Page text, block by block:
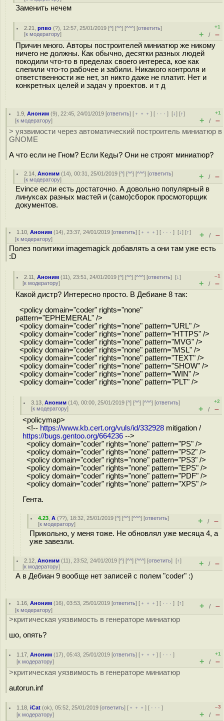
Заменить нечем
2.21 ,рпво (?), 12:57, 25/01/2019 [^] [^^] [^^^] [ответить]
[к модератору]
+1
+ / –
Причин много. Авторы построителей миниатюр же никому
ничего не должны. Как обычно, десятки разных людей
покодили что-то в пределах своего интереса, кое как
слепили что-то рабочее и забили. Никакого контроля и
ответственности же нет, зп никто даже не платит. Нет и
конкретных целей и задач у проектов. и т д
1.9 ,Аноним (9), 22:45, 24/01/2019 [ответить] [ ﹢﹢﹢] [ · · ·][↓] [↑]
[к модератору]
+1
+ / –
> уязвимости через автоматический построитель миниатюр в
GNOME
А что если не Гном? Если Кеды? Они не строят миниатюр?
2.14 ,Аноним (14), 00:31, 25/01/2019 [^] [^^] [^^^] [ответить]
[к модератору] + / –
Evince если есть достаточно. А довольно популярный в
линуксах разных мастей и (само)сборок просмоторщик
документов.
1.10 ,Аноним (14), 23:37, 24/01/2019 [ответить] [ ﹢﹢﹢] [ · · ·][↓] [↑]
[к модератору] + / –
Полез политики imagemagick добавлять а они там уже есть
:D
2.11 ,Аноним (11), 23:51, 24/01/2019 [^] [^^] [^^^] [ответить][↓]
[к модератору]
–1
+ / –
Какой дистр? Интересно просто. В Дебиане 8 так:
<policy domain="coder" rights="none"
pattern="EPHEMERAL" />
<policy domain="coder" rights="none" pattern="URL" />
<policy domain="coder" rights="none" pattern="HTTPS" />
<policy domain="coder" rights="none" pattern="MVG" />
<policy domain="coder" rights="none" pattern="MSL" />
<policy domain="coder" rights="none" pattern="TEXT" />
<policy domain="coder" rights="none" pattern="SHOW" />
<policy domain="coder" rights="none" pattern="WIN" />
<policy domain="coder" rights="none" pattern="PLT" />
3.13 ,Аноним (14), 00:00, 25/01/2019 [^] [^^] [^^^] [ответить]
[к модератору]
+2
+ / –
<policymap>
<!-- https://www.kb.cert.org/vuls/id/332928 mitigation /
https://bugs.gentoo.org/664236 -->
<policy domain="coder" rights="none" pattern="PS" />
<policy domain="coder" rights="none" pattern="PS2" />
<policy domain="coder" rights="none" pattern="PS3" />
<policy domain="coder" rights="none" pattern="EPS" />
<policy domain="coder" rights="none" pattern="PDF" />
<policy domain="coder" rights="none" pattern="XPS" />
Гента.
4.23 ,А (??), 18:32, 25/01/2019 [^] [^^] [^^^] [ответить]
[к модератору] + / –
Прикольно, у меня тоже. Не обновлял уже месяца 4, а
уже завезли.
2.12 ,Аноним (11), 23:52, 24/01/2019 [^] [^^] [^^^] [ответить][↑]
[к модератору] + / –
А в Дебиан 9 вообще нет записей с полем "coder" :)
1.16 ,Аноним (16), 03:53, 25/01/2019 [ответить] [ ﹢﹢﹢] [ · · ·][↑]
[к модератору] + / –
>критическая уязвимость в генераторе миниатюр
шо, опять?
1.17 ,Аноним (17), 05:43, 25/01/2019 [ответить] [ ﹢﹢﹢] [ · · ·]
[к модератору]
+1
+ / –
>критическая уязвимость в генераторе миниатюр
autorun.inf
1.18 ,iCat (ok), 05:52, 25/01/2019 [ответить] [ ﹢﹢﹢] [ · · ·]
[к модератору]
–3
+ / –